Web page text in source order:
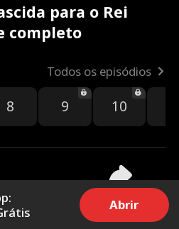
para o Rei
completo
Todos os episódios
8 9 10
Compartilhar
Abrir